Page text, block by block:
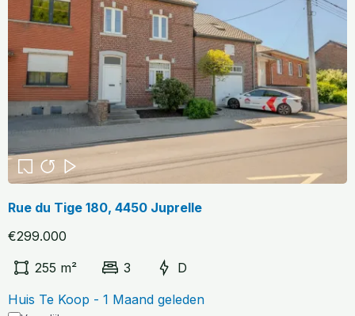
Rue du Tige 180, 4450 Juprelle
€299.000
255 m²
3
D
Huis Te Koop - 1 Maand geleden